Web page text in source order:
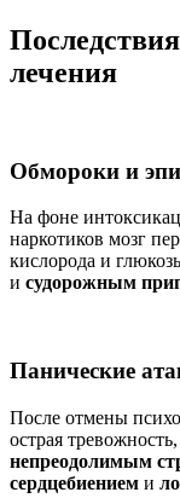
лечения
Обмороки и
На фоне
наркотиков мозг
кислорода и
и судорожным
Панические
После отмены
острая
непреодолимым
сердцебиением и